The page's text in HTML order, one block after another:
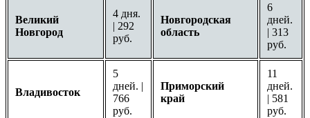
Великий
Новгород
4 дня.
| 292
руб.
Новгородская
область
6
дней.
| 313
руб.
Владивосток
5
дней. |
766
руб.
Приморский
край
11
дней.
| 581
руб.